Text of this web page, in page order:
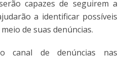
capazes de seguirem a
a identificar possíveis
de suas denúncias.
canal de denúncias nas